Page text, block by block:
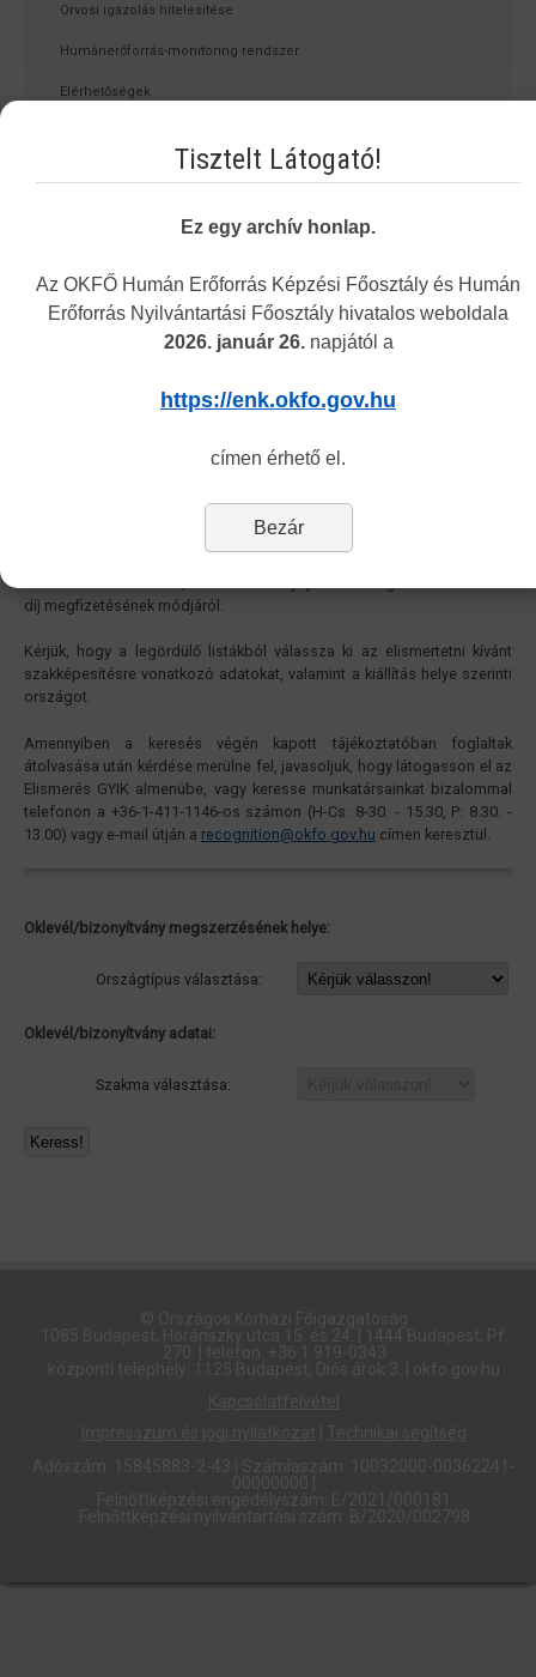
Orvosi igazolás hitelesítése
Humánerőforrás-monitoring rendszer
Elérhetőségek
Szakképzés Támogatási Főosztály [rezidens]
Humán Erőforrás Képzési Főosztály - képzés-, továbbképzés és
vizsgaszervezés
Az itt található kereső segítségével előzetes információt kaphat az
díj megfizetésének módjáról.
Kérjük, hogy a legördülő listákból válassza ki az elismertetni kívánt
szakképesítésre vonatkozó adatokat, valamint a kiállítás helye szerinti
országot.
Amennyiben a keresés végén kapott tájékoztatóban foglaltak
átolvasása után kérdése merülne fel, javasoljuk, hogy látogasson el az
Elismerés GYIK almenübe, vagy keresse munkatársainkat bizalommal
telefonon a +36-1-411-1146-os számon (H-Cs: 8-30. - 15.30, P: 8.30. -
13.00) vagy e-mail útján a recognition@okfo.gov.hu címen keresztül.
Oklevél/bizonyítvány megszerzésének helye:
Országtípus választása:
Oklevél/bizonyítvány adatai:
Szakma választása:
Tisztelt Látogató!
Ez egy archív honlap.
Az OKFŐ Humán Erőforrás Képzési Főosztály és Humán
Erőforrás Nyilvántartási Főosztály hivatalos weboldala
2026. január 26.napjától a
https://enk.okfo.gov.hu
címen érhető el.
Bezár